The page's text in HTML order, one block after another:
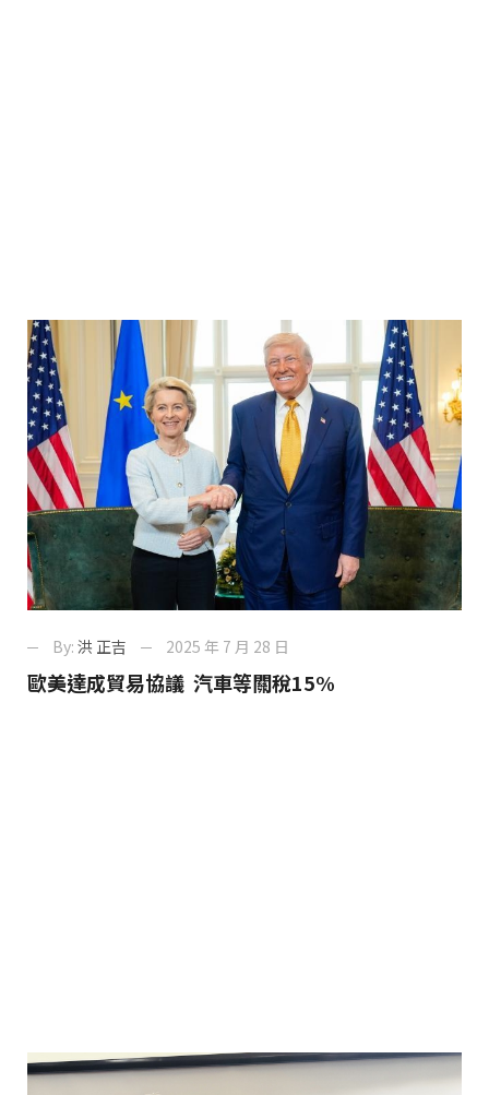
By: 洪 正吉 2025 年 7 月 28 日
歐美達成貿易協議 汽車等關稅15%